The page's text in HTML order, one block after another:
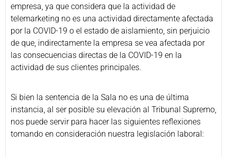
empresa, ya que considera que la actividad de
telemarketing no es una actividad directamente afectada
por la COVID-19 o el estado de aislamiento, sin perjuicio
de que, indirectamente la empresa se vea afectada por
las consecuencias directas de la COVID-19 en la
actividad de sus clientes principales.
Si bien la sentencia de la Sala no es una de última
instancia, al ser posible su elevación al Tribunal Supremo,
nos puede servir para hacer las siguientes reflexiones
tomando en consideración nuestra legislación laboral: